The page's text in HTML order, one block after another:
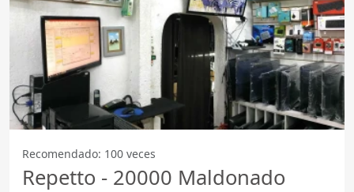
Recomendado: 100 veces
Repetto - 20000 Maldonado